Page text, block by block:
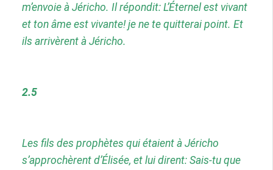
m’envoie à Jéricho. Il répondit: L’Éternel est vivant
et ton âme est vivante! je ne te quitterai point. Et
ils arrivèrent à Jéricho.
2.5
Les fils des prophètes qui étaient à Jéricho
s’approchèrent d’Élisée, et lui dirent: Sais-tu que